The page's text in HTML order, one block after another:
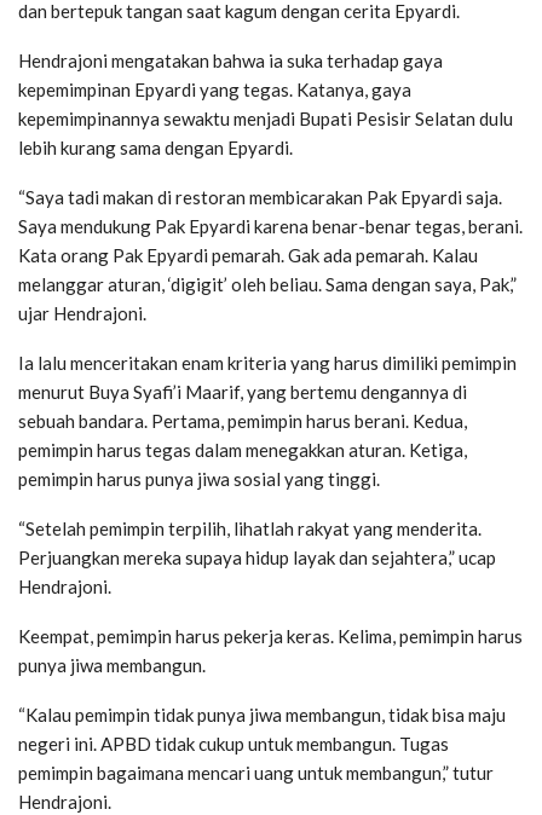
dan bertepuk tangan saat kagum dengan cerita Epyardi.
Hendrajoni mengatakan bahwa ia suka terhadap gaya
kepemimpinan Epyardi yang tegas. Katanya, gaya
kepemimpinannya sewaktu menjadi Bupati Pesisir Selatan dulu
lebih kurang sama dengan Epyardi.
“Saya tadi makan di restoran membicarakan Pak Epyardi saja.
Saya mendukung Pak Epyardi karena benar-benar tegas, berani.
Kata orang Pak Epyardi pemarah. Gak ada pemarah. Kalau
melanggar aturan, ‘digigit’ oleh beliau. Sama dengan saya, Pak,”
ujar Hendrajoni.
Ia lalu menceritakan enam kriteria yang harus dimiliki pemimpin
menurut Buya Syafi’i Maarif, yang bertemu dengannya di
sebuah bandara. Pertama, pemimpin harus berani. Kedua,
pemimpin harus tegas dalam menegakkan aturan. Ketiga,
pemimpin harus punya jiwa sosial yang tinggi.
“Setelah pemimpin terpilih, lihatlah rakyat yang menderita.
Perjuangkan mereka supaya hidup layak dan sejahtera,” ucap
Hendrajoni.
Keempat, pemimpin harus pekerja keras. Kelima, pemimpin harus
punya jiwa membangun.
“Kalau pemimpin tidak punya jiwa membangun, tidak bisa maju
negeri ini. APBD tidak cukup untuk membangun. Tugas
pemimpin bagaimana mencari uang untuk membangun,” tutur
Hendrajoni.